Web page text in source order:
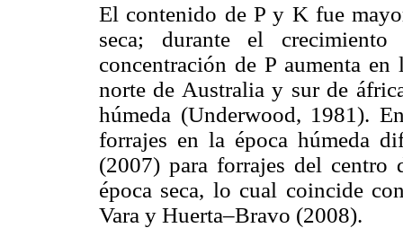
El contenido de P y K fue
seca; durante el
concentración de P aumenta
norte de Australia y sur de
húmeda (Underwood, 1981).
forrajes en la época húmeda
(2007) para forrajes del
época seca, lo cual coincide
Vara y Huerta–Bravo (2008).